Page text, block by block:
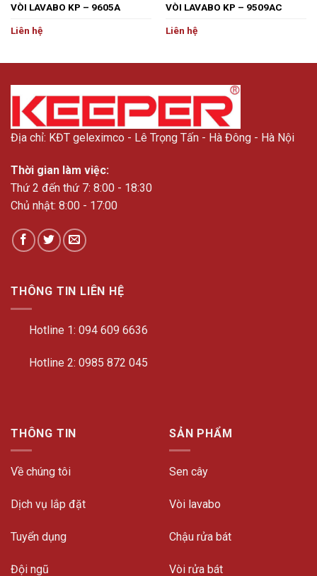
VÒI LAVABO KP – 9605A
Liên hệ
VÒI LAVABO KP – 9509AC
Liên hệ
Địa chỉ: KĐT geleximco - Lê Trọng Tấn - Hà Đông - Hà Nội
Thời gian làm việc:
Thứ 2 đến thứ 7: 8:00 - 18:30
Chủ nhật: 8:00 - 17:00
THÔNG TIN LIÊN HỆ
Hotline 1: 094 609 6636
Hotline 2: 0985 872 045
THÔNG TIN
Về chúng tôi
Dịch vụ lắp đặt
Tuyển dụng
Đội ngũ
SẢN PHẨM
Sen cây
Vòi lavabo
Chậu rửa bát
Vòi rửa bát